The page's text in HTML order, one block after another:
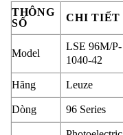
THÔNG
SỐ
CHI TIẾT
Model
LSE 96M/P-
1040-42
Hãng Leuze
Dòng 96 Series